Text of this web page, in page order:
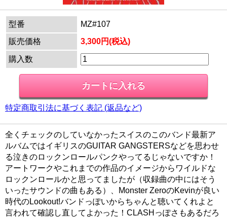
型番
MZ#107
販売価格
3,300円(税込)
購入数
特定商取引法に基づく表記 (返品など)
全くチェックのしていなかったスイスのこのバンド最新ア
ルバムではイギリスのGUITAR GANGSTERSなどを思わせ
る泣きのロックンロールパンクやってるじゃないですか！
アートワークやこれまでの作品のイメージからワイルドな
ロックンロールかと思ってましたが（収録曲の中にはそう
いったサウンドの曲もある）、Monster ZeroのKevinが良い
時代のLookout!バンドっぽいからちゃんと聴いてくれよと
言われて確認し直してよかった！CLASHっぽさもあるだろ